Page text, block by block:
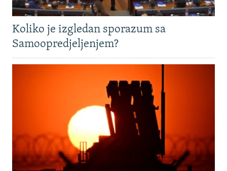
Koliko je izgledan sporazum sa
Samoopredjeljenjem?